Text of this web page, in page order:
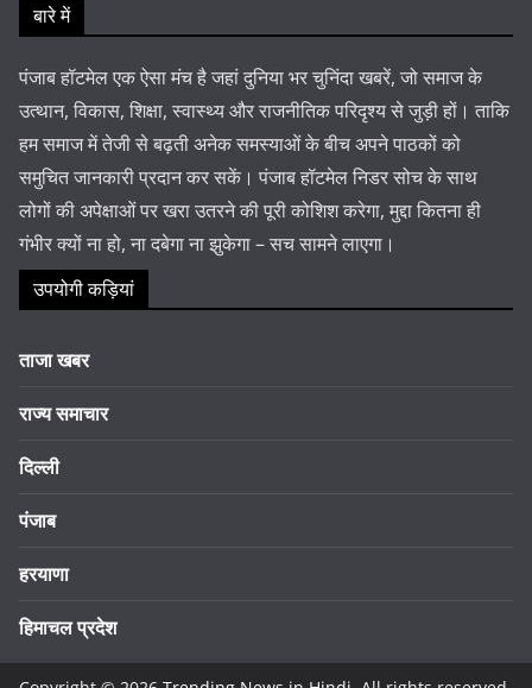
बारे में
पंजाब हॉटमेल एक ऐसा मंच है जहां दुनिया भर चुनिंदा खबरें, जो समाज के
उत्थान, विकास, शिक्षा, स्वास्थ्य और राजनीतिक परिदृश्य से जुड़ी हों। ताकि
हम समाज में तेजी से बढ़ती अनेक समस्याओं के बीच अपने पाठकों को
समुचित जानकारी प्रदान कर सकें। पंजाब हॉटमेल निडर सोच के साथ
लोगों की अपेक्षाओं पर खरा उतरने की पूरी कोशिश करेगा, मुद्दा कितना ही
गंभीर क्यों ना हो, ना दबेगा ना झुकेगा – सच सामने लाएगा।
उपयोगी कड़ियां
ताजा खबर
राज्य समाचार
दिल्ली
पंजाब
हरयाणा
हिमाचल प्रदेश